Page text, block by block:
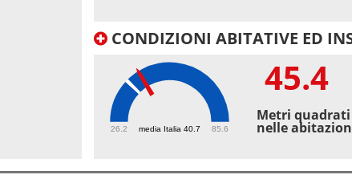
CONDIZIONI ABITATIVE ED
media Italia 40.7
26.2 85.6
45.4
Metri
nelle